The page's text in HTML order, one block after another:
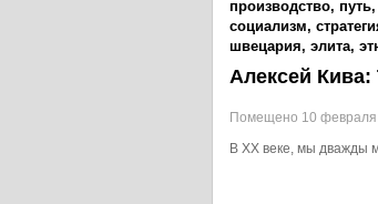
производство, путь,
социализм,
швецария, элита,
Алексей Кива:
Помещено 10 февраля
В XX веке, мы дважды